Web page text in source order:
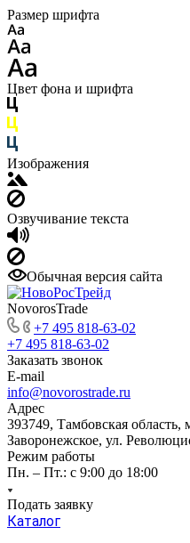
Размер шрифта
Цвет фона и шрифта
Изображения
Озвучивание текста
Обычная версия сайта
NovorosTrade
+7 495 818-63-02
+7 495 818-63-02
Заказать звонок
E-mail
info@novorostrade.ru
Адрес
393749, Тамбовская
Заворонежское, ул.
Режим работы
Пн. – Пт.: с 9:00 до 18:00
Подать заявку
Каталог